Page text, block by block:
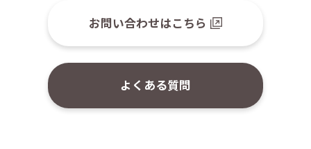
お問い合わせはこちら
よくある質問